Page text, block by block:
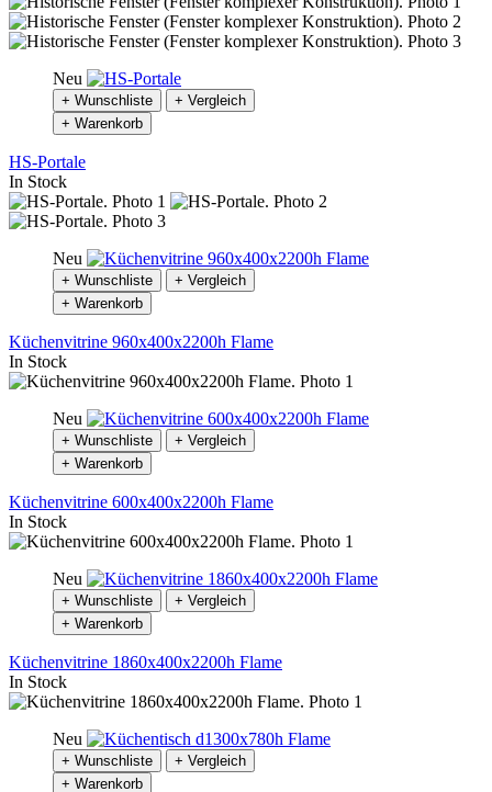
Neu
+ Wunschliste
+ Vergleich
+ Warenkorb
HS-Portale
In Stock
Neu
+ Wunschliste
+ Vergleich
+ Warenkorb
Küchenvitrine 960x400x2200h Flame
In Stock
Neu
+ Wunschliste
+ Vergleich
+ Warenkorb
Küchenvitrine 600x400x2200h Flame
In Stock
Neu
+ Wunschliste
+ Vergleich
+ Warenkorb
Küchenvitrine 1860x400x2200h Flame
In Stock
Neu
+ Wunschliste
+ Vergleich
+ Warenkorb